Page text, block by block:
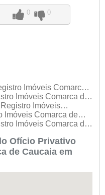
0 0
Imóveis Comarca
Imóveis Comarca de
Imóveis
Imóveis Comarca de
Imóveis Comarca de
Ofício Privativo
de Caucaia em